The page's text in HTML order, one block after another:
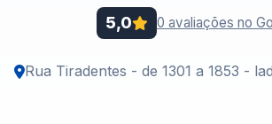
5,0 0 avaliações no
Rua Tiradentes - de 1301 a 1853 -